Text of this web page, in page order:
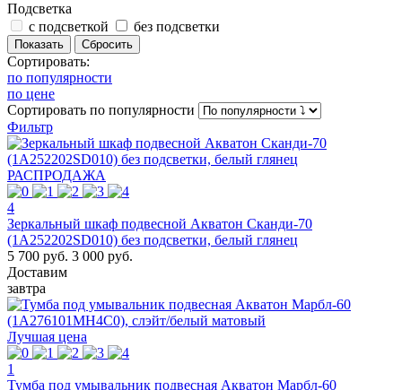
Подсветка
с подсветкой
без подсветки
Сортировать:
по популярности
по цене
Сортировать по популярности
Фильтр
РАСПРОДАЖА
4
Зеркальный шкаф подвесной Акватон Сканди-70
(1A252202SD010) без подсветки, белый глянец
5 700 руб. 3 000 руб.
Доставим
завтра
Лучшая цена
1
Тумба под умывальник подвесная Акватон Марбл-60